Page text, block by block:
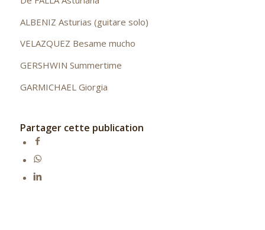
ALBENIZ Asturias (guitare solo)
VELAZQUEZ Besame mucho
GERSHWIN Summertime
GARMICHAEL Giorgia
Partager cette publication